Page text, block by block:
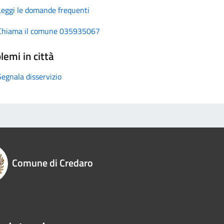
le domande frequenti
il comune 035935067
in città
disservizio
Comune di Credaro